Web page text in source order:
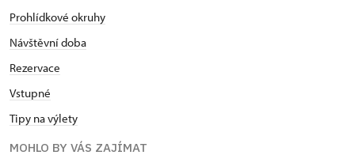
Prohlídkové okruhy
Návštěvní doba
Rezervace
Vstupné
Tipy na výlety
MOHLO BY VÁS ZAJÍMAT